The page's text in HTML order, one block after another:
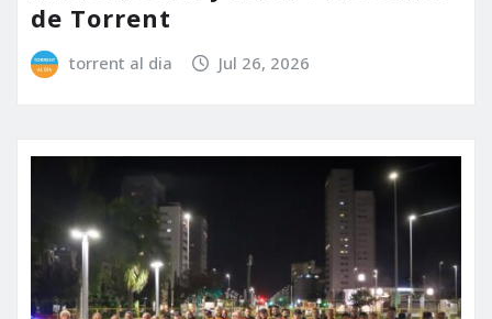
de Torrent
torrent al dia Jul 26, 2026